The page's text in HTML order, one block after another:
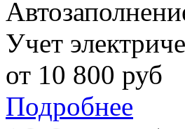
Учет
от 10 800 руб
Подробнее